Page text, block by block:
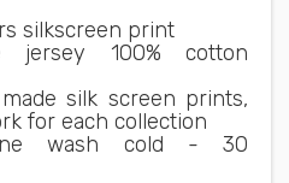
silkscreen print
jersey 100% cotton
silk screen prints,
for each collection
wash cold - 30